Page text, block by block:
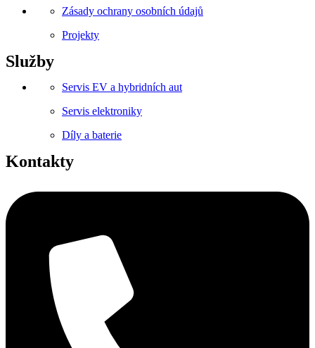
Zásady ochrany osobních údajů
Projekty
Služby
Servis EV a hybridních aut
Servis elektroniky
Díly a baterie
Kontakty